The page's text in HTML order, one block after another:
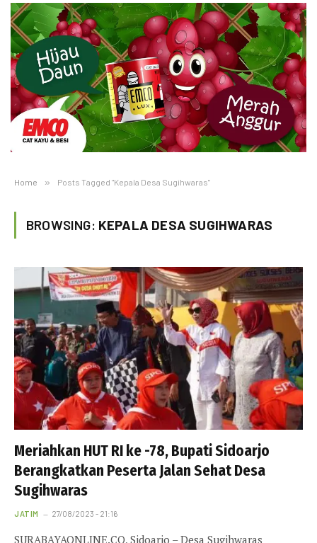
Home » Posts Tagged "Kepala Desa Sugihwaras"
BROWSING: KEPALA DESA SUGIHWARAS
Meriahkan HUT RI ke -78, Bupati Sidoarjo
Berangkatkan Peserta Jalan Sehat Desa
Sugihwaras
JATIM 27/08/2023 - 21:16
SURABAYAONLINE.CO, Sidoarjo – Desa Sugihwaras